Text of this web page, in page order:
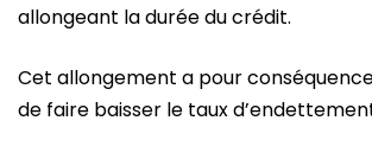
allongeant la durée du crédit.
Cet allongement a pour
de faire baisser le taux